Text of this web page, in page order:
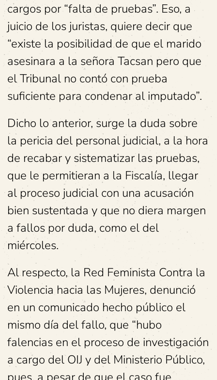
cargos por “falta de pruebas”. Eso, a
juicio de los juristas, quiere decir que
“existe la posibilidad de que el marido
asesinara a la señora Tacsan pero que
el Tribunal no contó con prueba
suficiente para condenar al imputado”.
Dicho lo anterior, surge la duda sobre
la pericia del personal judicial, a la hora
de recabar y sistematizar las pruebas,
que le permitieran a la Fiscalía, llegar
al proceso judicial con una acusación
bien sustentada y que no diera margen
a fallos por duda, como el del
miércoles.
Al respecto, la Red Feminista Contra la
Violencia hacia las Mujeres, denunció
en un comunicado hecho público el
mismo día del fallo, que “hubo
falencias en el proceso de investigación
a cargo del OIJ y del Ministerio Público,